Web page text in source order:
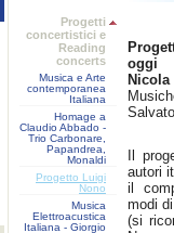
Progetti
concertistici e
Reading
concerts
Musica e Arte
contemporanea
Italiana
Homage a
Claudio Abbado -
Trio Carbonare,
Papandrea,
Monaldi
Progetto Luigi
Nono
Musica
Elettroacustica
Italiana - Giorgio
oggi
Il
autori
il
modi
(si